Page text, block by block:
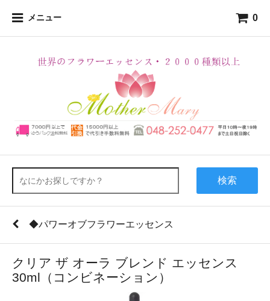
メニュー 0
検索
◆パワーオブフラワーエッセンス
クリア ザ オーラ ブレンド エッセンス
30ml（コンビネーション）